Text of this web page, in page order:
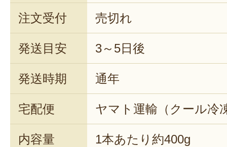
注文受付 売切れ
発送目安 3～5日後
発送時期 通年
宅配便 ヤマト運輸（クール冷
内容量 1本あたり約400g